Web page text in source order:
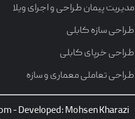
مدیریت پیمان طراحی و اجرای ویلا
طراحی سازه کابلی
طراحی خرپای کابلی
طراحی تعاملی معماری و سازه
- Developed: Mohsen Kharazi